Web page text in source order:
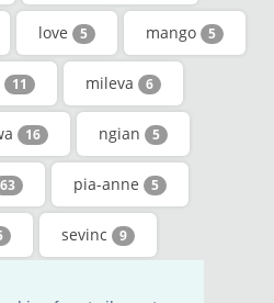
love 5 mango 5
11 mileva 6
16 ngian 5
63 pia-anne 5
sevinc 9